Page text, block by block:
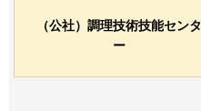
（公社）調理技術技能センタ
ー